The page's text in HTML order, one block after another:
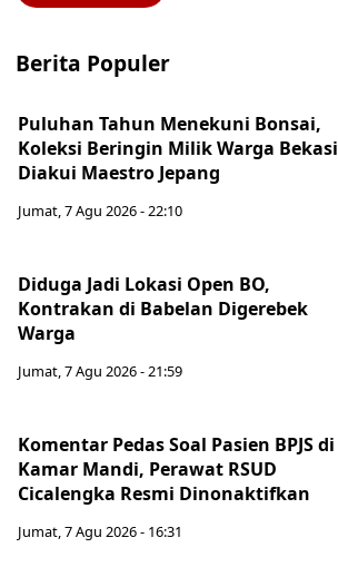
Berita Populer
Puluhan Tahun Menekuni Bonsai,
Koleksi Beringin Milik Warga Bekasi
Diakui Maestro Jepang
Jumat, 7 Agu 2026 - 22:10
Diduga Jadi Lokasi Open BO,
Kontrakan di Babelan Digerebek
Warga
Jumat, 7 Agu 2026 - 21:59
Komentar Pedas Soal Pasien BPJS di
Kamar Mandi, Perawat RSUD
Cicalengka Resmi Dinonaktifkan
Jumat, 7 Agu 2026 - 16:31